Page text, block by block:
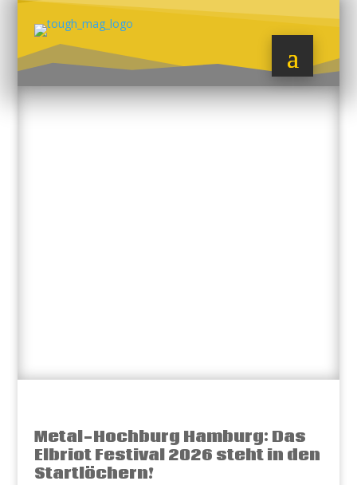
Metal-Hochburg Hamburg: Das
Elbriot Festival 2026 steht in den
Startlöchern!